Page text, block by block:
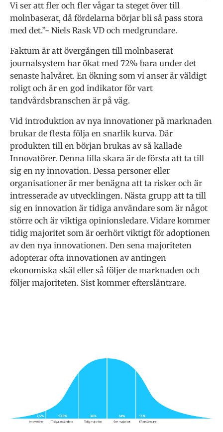
Vi ser att fler och fler vågar ta steget över till
molnbaserat, då fördelarna börjar bli så pass stora
med det.”- Niels Rask VD och medgrundare.
Faktum är att övergången till molnbaserat
journalsystem har ökat med 72% bara under det
senaste halvåret. En ökning som vi anser är väldigt
roligt och är en god indikator för vart
tandvårdsbranschen är på väg.
Vid introduktion av nya innovationer på marknaden
brukar de flesta följa en snarlik kurva. Där
produkten till en början brukas av så kallade
Innovatörer. Denna lilla skara är de första att ta till
sig en ny innovation. Dessa personer eller
organisationer är mer benägna att ta risker och är
intresserade av utvecklingen. Nästa grupp att ta till
sig en innovation är tidiga användare som är något
större och är viktiga opinionsledare. Vidare kommer
tidig majoritet som är oerhört viktigt för adoptionen
av den nya innovationen. Den sena majoriteten
adopterar ofta innovationen av antingen
ekonomiska skäl eller så följer de marknaden och
följer majoriteten. Sist kommer eftersläntrare.